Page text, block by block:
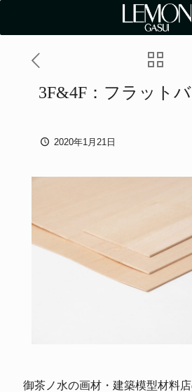
3F&4F：フラット
2020年1月21日
御茶ノ水の画材・建築模型材料